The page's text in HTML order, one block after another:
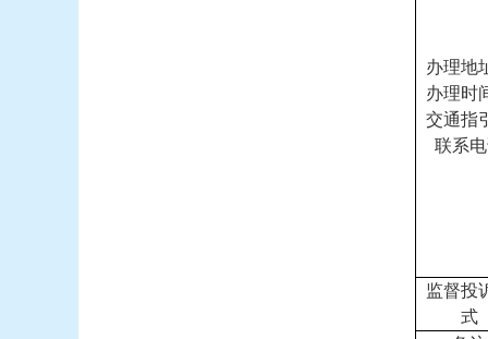
办理地
办理时
交通指
联系
监督投
式